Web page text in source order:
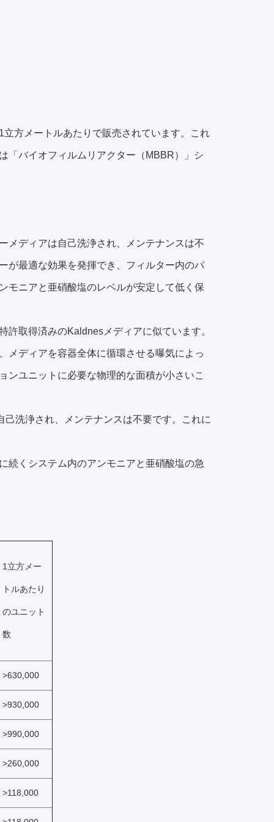
方メートルあたりで販売されています。これ
「バイオフィルムリアクター（MBBR）」シ
メディアは自己洗浄され、メンテナンスは不
が最適な効果を発揮でき、フィルター内のバ
モニアと亜硝酸塩のレベルが安定して低く保
取得済みのKaldnesメディアに似ています。
メディアを容器全体に循環させる曝気によっ
ンユニットに必要な物理的な面積が小さいこ
洗浄され、メンテナンスは不要です。これに
続くシステム内のアンモニアと亜硝酸塩の急
1立方メー
トルあたり
のユニット
数
>630,000
>930,000
>990,000
>260,000
>118,000